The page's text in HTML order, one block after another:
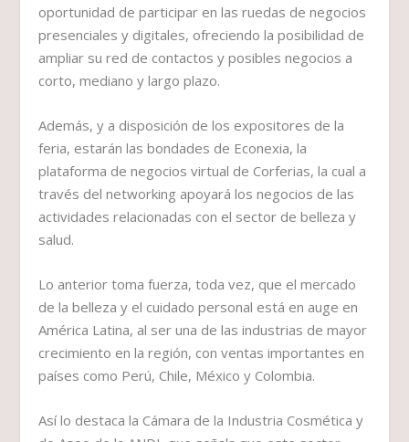
oportunidad de participar en las ruedas de negocios
presenciales y digitales, ofreciendo la posibilidad de
ampliar su red de contactos y posibles negocios a
corto, mediano y largo plazo.
Además, y a disposición de los expositores de la
feria, estarán las bondades de Econexia, la
plataforma de negocios virtual de Corferias, la cual a
través del networking apoyará los negocios de las
actividades relacionadas con el sector de belleza y
salud.
Lo anterior toma fuerza, toda vez, que el mercado
de la belleza y el cuidado personal está en auge en
América Latina, al ser una de las industrias de mayor
crecimiento en la región, con ventas importantes en
países como Perú, Chile, México y Colombia.
Así lo destaca la Cámara de la Industria Cosmética y